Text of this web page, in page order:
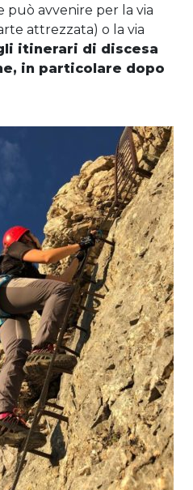
può avvenire per la via
attrezzata) o la via
itinerari di discesa
in particolare dopo